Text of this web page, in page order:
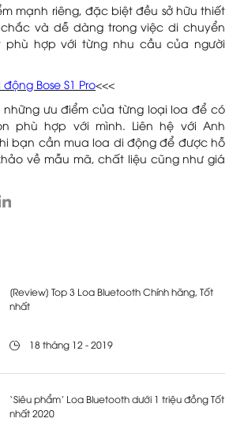
mạnh riêng, đặc biệt đều sở hữu thiết
chắc và dễ dàng trong việc di chuyển
phù hợp với từng nhu cầu của người
động Bose S1 Pro<<<
những ưu điểm của từng loại loa để có
phù hợp với mình. Liên hệ với Anh
bạn cần mua loa di động để được hỗ
về mẫu mã, chất liệu cũng như giá
[Review] Top 3 Loa Bluetooth Chính hãng, Tốt
nhất
18 tháng 12 - 2019
‘Siêu phẩm’ Loa Bluetooth dưới 1 triệu đồng Tốt
nhất 2020